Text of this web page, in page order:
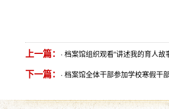
上一篇： · 档案馆组织观看“讲述我的育人故
下一篇： · 档案馆全体干部参加学校寒假干